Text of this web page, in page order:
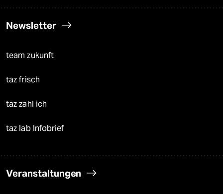
Newsletter
team zukunft
taz frisch
taz zahl ich
taz lab Infobrief
Veranstaltungen